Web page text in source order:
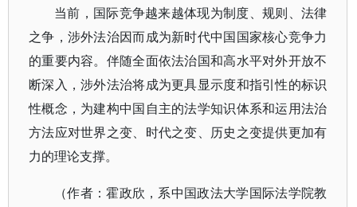
当前，国际竞争越来越体现为制度、规则、法律
之争，涉外法治因而成为新时代中国国家核心竞争力
的重要内容。伴随全面依法治国和高水平对外开放不
断深入，涉外法治将成为更具显示度和指引性的标识
性概念，为建构中国自主的法学知识体系和运用法治
方法应对世界之变、时代之变、历史之变提供更加有
力的理论支撑。
（作者：霍政欣，系中国政法大学国际法学院教